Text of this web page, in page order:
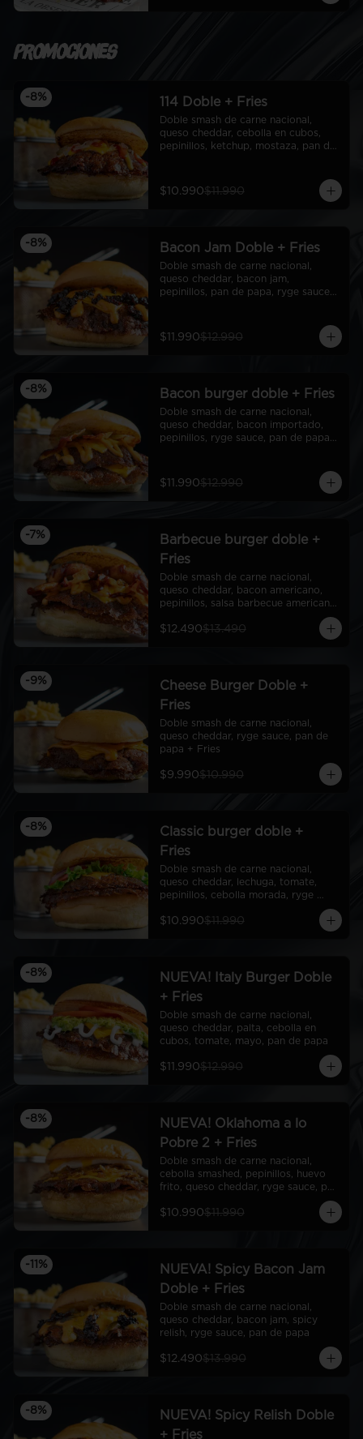
Promociones
-8% 114 Doble + Fries
Doble smash de carne nacional,
queso cheddar, cebolla en cubos,
pepinillos, ketchup, mostaza, pan de
$10.990$11.990
-8% Bacon Jam Doble + Fries
Doble smash de carne nacional,
queso cheddar, bacon jam,
pepinillos, pan de papa, ryge sauce +
$11.990$12.990
-8% Bacon burger doble + Fries
Doble smash de carne nacional,
queso cheddar, bacon importado,
pepinillos, ryge sauce, pan de papa +
$11.990$12.990
-7%
Barbecue burger doble +
Fries
Doble smash de carne nacional,
queso cheddar, bacon americano,
pepinillos, salsa barbecue americana,
sauce, pan de papa + Fries
$12.490$13.490
-9%
Cheese Burger Doble +
Fries
Doble smash de carne nacional,
queso cheddar, ryge sauce, pan de
papa + Fries
$9.990$10.990
-8%
Classic burger doble +
Fries
Doble smash de carne nacional,
queso cheddar, lechuga, tomate,
pepinillos, cebolla morada, ryge
$10.990$11.990
-8%
NUEVA! Italy Burger Doble
+ Fries
Doble smash de carne nacional,
queso cheddar, palta, cebolla en
cubos, tomate, mayo, pan de papa
$11.990$12.990
-8%
NUEVA! Oklahoma a lo
Pobre 2 + Fries
Doble smash de carne nacional,
cebolla smashed, pepinillos, huevo
frito, queso cheddar, ryge sauce, pan
$10.990$11.990
-11 %
NUEVA! Spicy Bacon Jam
Doble + Fries
Doble smash de carne nacional,
queso cheddar, bacon jam, spicy
relish, ryge sauce, pan de papa
$12.490$13.990
-8%
NUEVA! Spicy Relish Doble
+ Fries